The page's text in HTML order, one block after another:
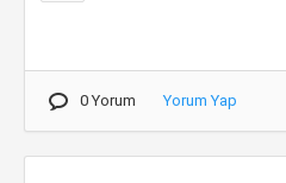
0 Yorum Yorum Yap